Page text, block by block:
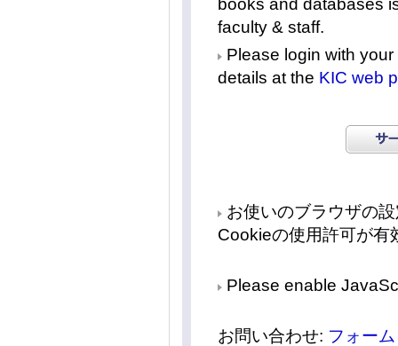
faculty & staff.
Please login with
details at the KIC web
お使いのブラウザの
Cookieの使用許可が有
Please enable
お問い合わせ: フォーム